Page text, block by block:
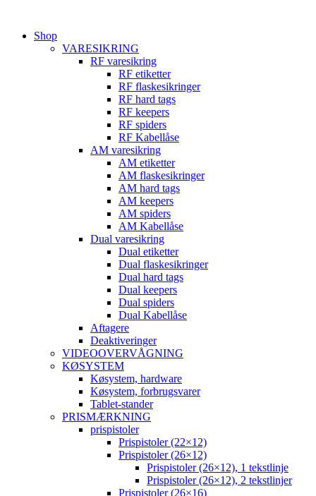
indholdShop
VARESIKRING
RF varesikring
RF etiketter
RF flaskesikringer
RF hard tags
RF keepers
RF spiders
RF Kabellåse
AM varesikring
AM etiketter
AM flaskesikringer
AM hard tags
AM keepers
AM spiders
AM Kabellåse
Dual varesikring
Dual etiketter
Dual flaskesikringer
Dual hard tags
Dual keepers
Dual spiders
Dual Kabellåse
Aftagere
Deaktiveringer
VIDEOOVERVÅGNING
KØSYSTEM
Køsystem, hardware
Køsystem, forbrugsvarer
Tablet-stander
PRISMÆRKNING
prispistoler
Prispistoler (22×12)
Prispistoler (26×12)
Prispistoler (26×12), 1 tekstlinje
Prispistoler (26×12), 2 tekstlinjer
Prispistoler (26×16)